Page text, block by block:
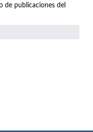
de publicaciones del